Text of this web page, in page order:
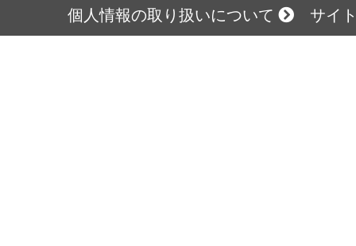
個人情報の取り扱いについて サイ